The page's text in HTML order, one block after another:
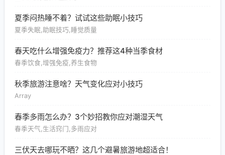
夏季闷热睡不着？试试这些助眠小技巧
夏季失眠,助眠技巧,睡觉质量
春天吃什么增强免疫力？推荐这4种当季食材
春季饮食,增强免疫,养生食物
秋季旅游注意啥？天气变化应对小技巧
Array
春季多雨怎么办？3个妙招教你应对潮湿天气
春季天气,生活窍门,多雨应对
三伏天去哪玩不晒？这几个避暑旅游地超适合！